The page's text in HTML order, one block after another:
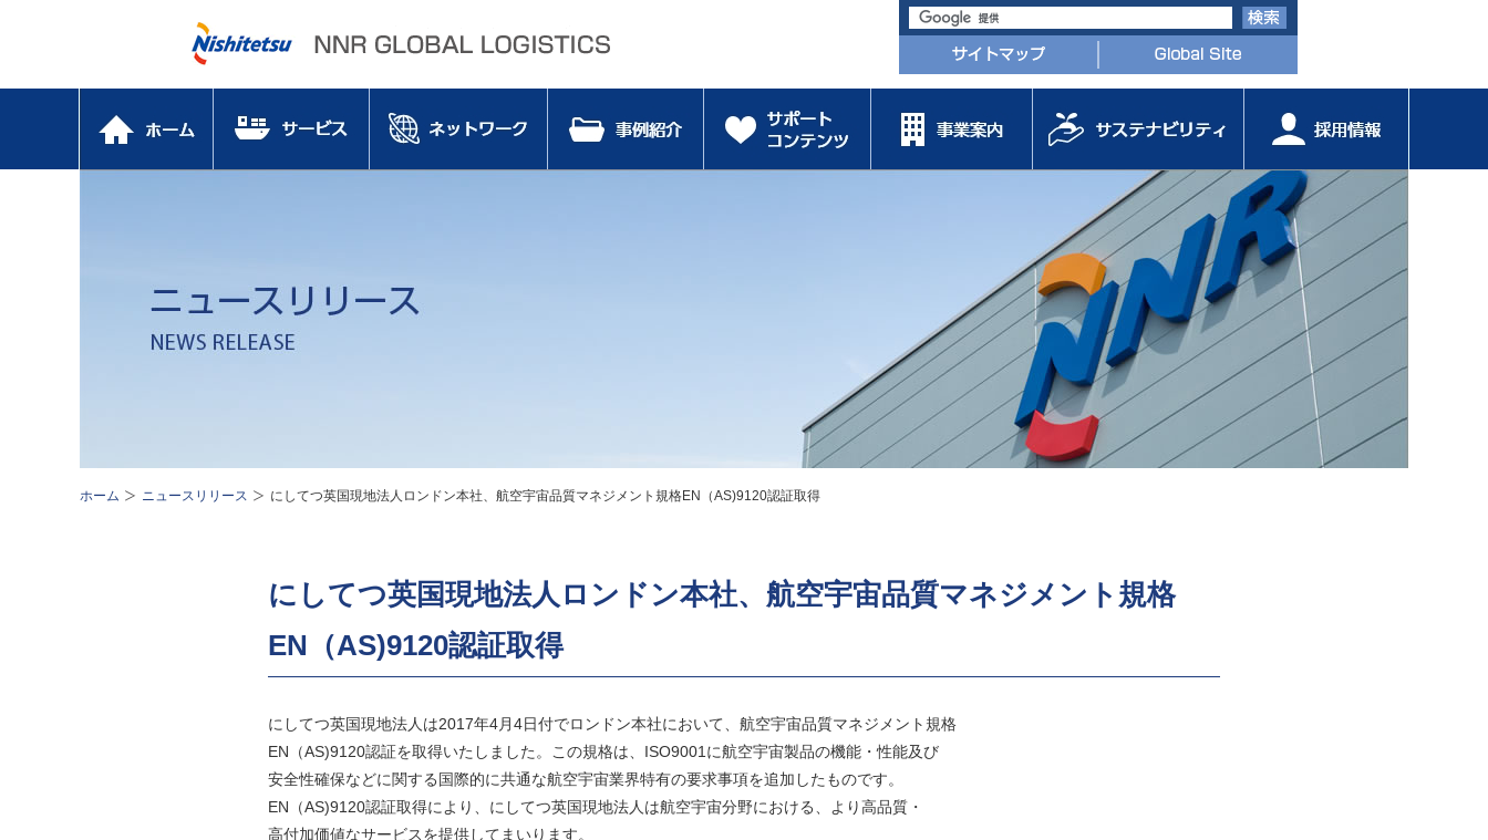
ホーム ニュースリリース にしてつ英国現地法人ロンドン本社、航空宇宙品質マネジメント規格EN（AS)9120認証取得
にしてつ英国現地法人ロンドン本社、航空宇宙品質マネジメント規格
EN（AS)9120認証取得
にしてつ英国現地法人は2017年4月4日付でロンドン本社において、航空宇宙品質マネジメント規格
EN（AS)9120認証を取得いたしました。この規格は、ISO9001に航空宇宙製品の機能・性能及び
安全性確保などに関する国際的に共通な航空宇宙業界特有の要求事項を追加したものです。
EN（AS)9120認証取得により、にしてつ英国現地法人は航空宇宙分野における、より高品質・
高付加価値なサービスを提供してまいります。